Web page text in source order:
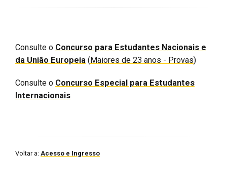
Consulte o Concurso para Estudantes Nacionais e
da União Europeia (Maiores de 23 anos - Provas)
Consulte o Concurso Especial para Estudantes
Internacionais
Voltar a: Acesso e Ingresso